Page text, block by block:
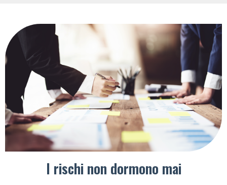
I rischi non dormono mai